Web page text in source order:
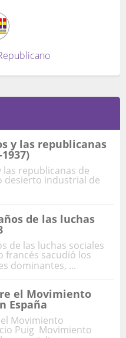
y las republicanas
republicanas de
desierto industrial de
de las luchas
de las luchas sociales
francés sacudió los
dominantes, ...
el Movimiento
España
Movimiento
Puig Movimiento